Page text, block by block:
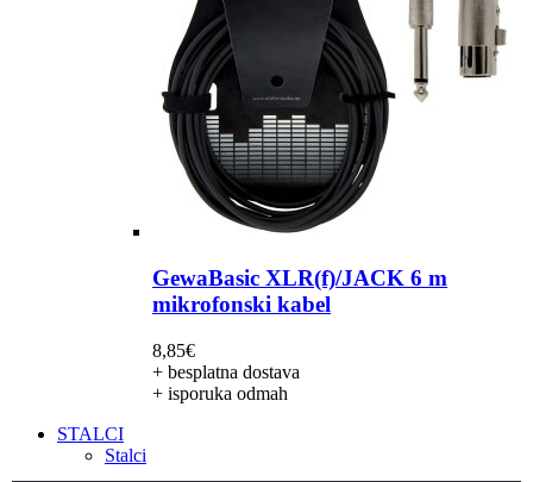
GewaBasic XLR(f)/JACK 6 m
mikrofonski kabel
8,85€
+ besplatna dostava
+ isporuka odmah
STALCI
Stalci